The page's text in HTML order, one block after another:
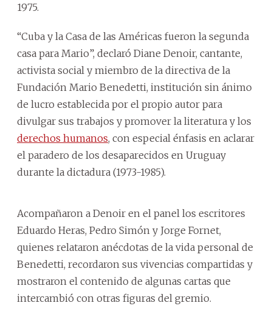
1975.
“Cuba y la Casa de las Américas fueron la segunda
casa para Mario”, declaró Diane Denoir, cantante,
activista social y miembro de la directiva de la
Fundación Mario Benedetti, institución sin ánimo
de lucro establecida por el propio autor para
divulgar sus trabajos y promover la literatura y los
derechos humanos, con especial énfasis en aclarar
el paradero de los desaparecidos en Uruguay
durante la dictadura (1973-1985).
Acompañaron a Denoir en el panel los escritores
Eduardo Heras, Pedro Simón y Jorge Fornet,
quienes relataron anécdotas de la vida personal de
Benedetti, recordaron sus vivencias compartidas y
mostraron el contenido de algunas cartas que
intercambió con otras figuras del gremio.